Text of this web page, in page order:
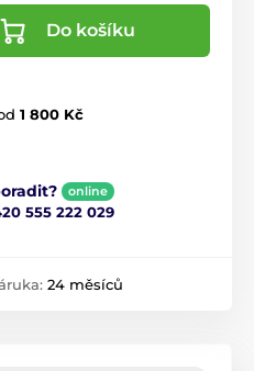
Do košíku
1 800 Kč
online
555 222 029
24 měsíců